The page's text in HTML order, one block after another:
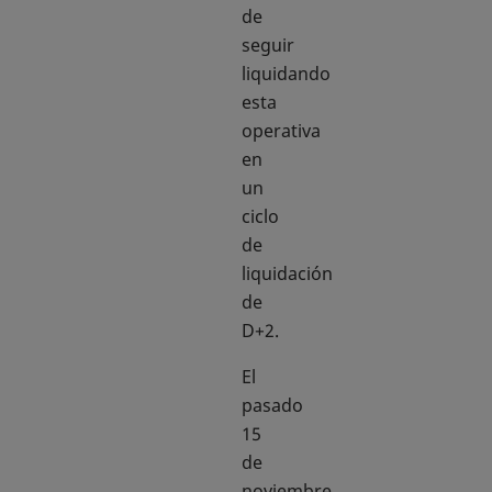
de
seguir
liquidando
esta
operativa
en
un
ciclo
de
liquidación
de
D+2.
El
pasado
15
de